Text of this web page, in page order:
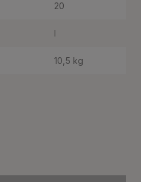
20
I
10,5 kg